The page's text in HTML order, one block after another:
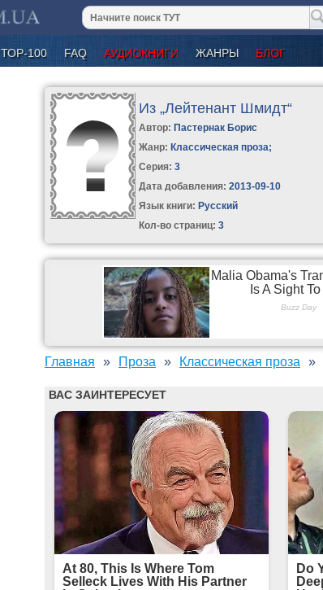
ТОР-100 FAQ АУДИОКНИГИ ЖАНРЫ БЛОГ
Из „Лейтенант Шмидт“
Автор: Пастернак Борис
Жанр: Классическая проза;
Серия:3
Дата добавления: 2013-09-10
Язык книги: Русский
Кол-во страниц: 3
Главная Проза Классическая проза